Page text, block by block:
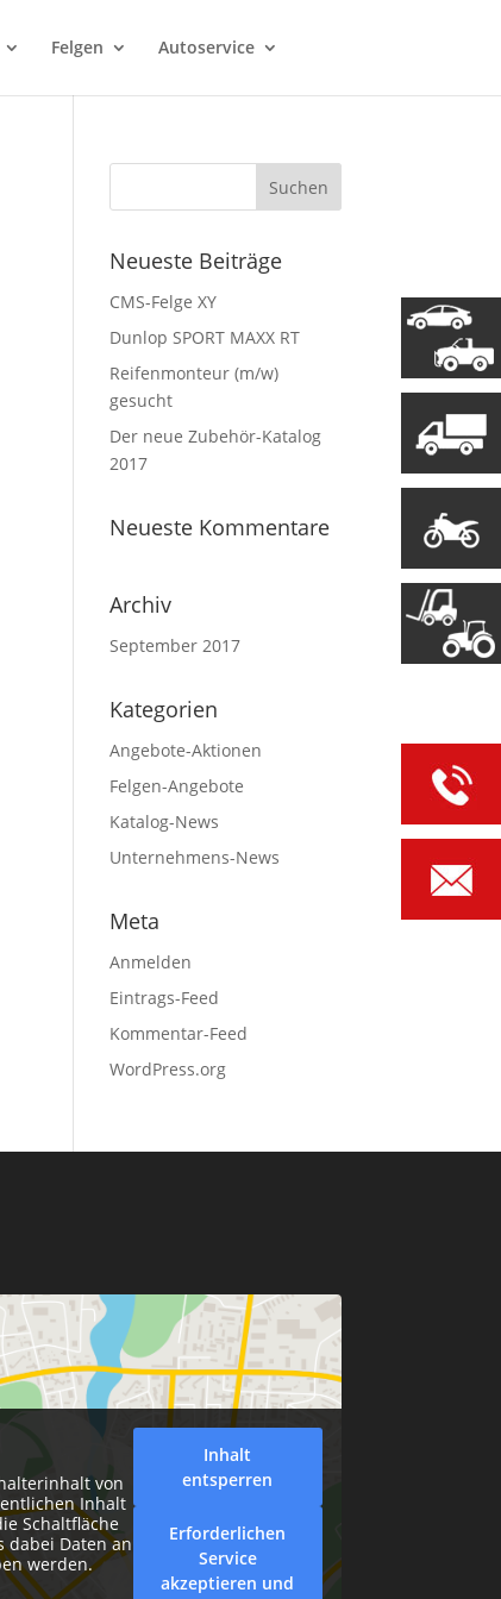
Felgen Autoservice
Neueste Beiträge
CMS-Felge XY
Dunlop SPORT MAXX RT
Reifenmonteur (m/w)
gesucht
Der neue Zubehör-Katalog
2017
Neueste Kommentare
Archiv
September 2017
Kategorien
Angebote-Aktionen
Felgen-Angebote
Katalog-News
Unternehmens-News
Meta
Anmelden
Eintrags-Feed
Kommentar-Feed
WordPress.org
von
Inhalt
Schaltfläche
dabei Daten an
werden.
Inhalt
entsperren
Erforderlichen
Service
akzeptieren und